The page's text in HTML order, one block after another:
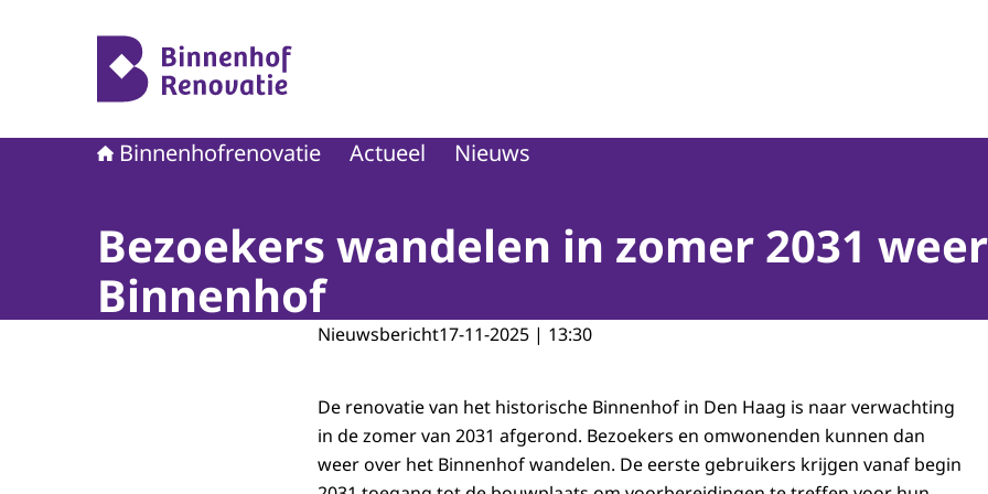
Binnenhofrenovatie Actueel Nieuws
Bezoekers wandelen in zomer 2031
Binnenhof
Nieuwsbericht17-11-2025 | 13:30
De renovatie van het historische Binnenhof in Den Haag is naar verwachting
in de zomer van 2031 afgerond. Bezoekers en omwonenden kunnen dan
weer over het Binnenhof wandelen. De eerste gebruikers krijgen vanaf begin